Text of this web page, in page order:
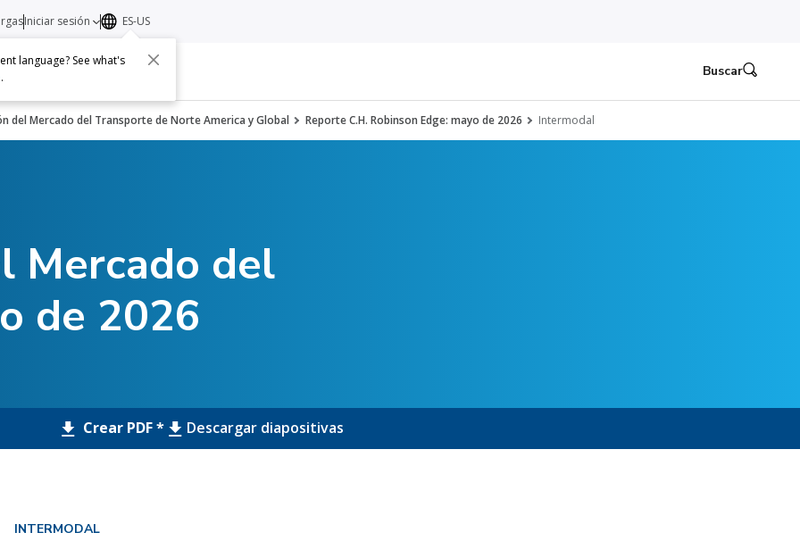
Acerca de Contacto
Iniciar sesión ES-US
language? See what's
. Buscar
del Mercado del Transporte de Norte America y Global Reporte C.H. Robinson Edge: mayo de 2026 Intermodal
Mercado del
de 2026
Crear PDF * Descargar diapositivas
INTERMODAL